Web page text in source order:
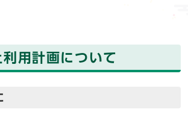
用計画について